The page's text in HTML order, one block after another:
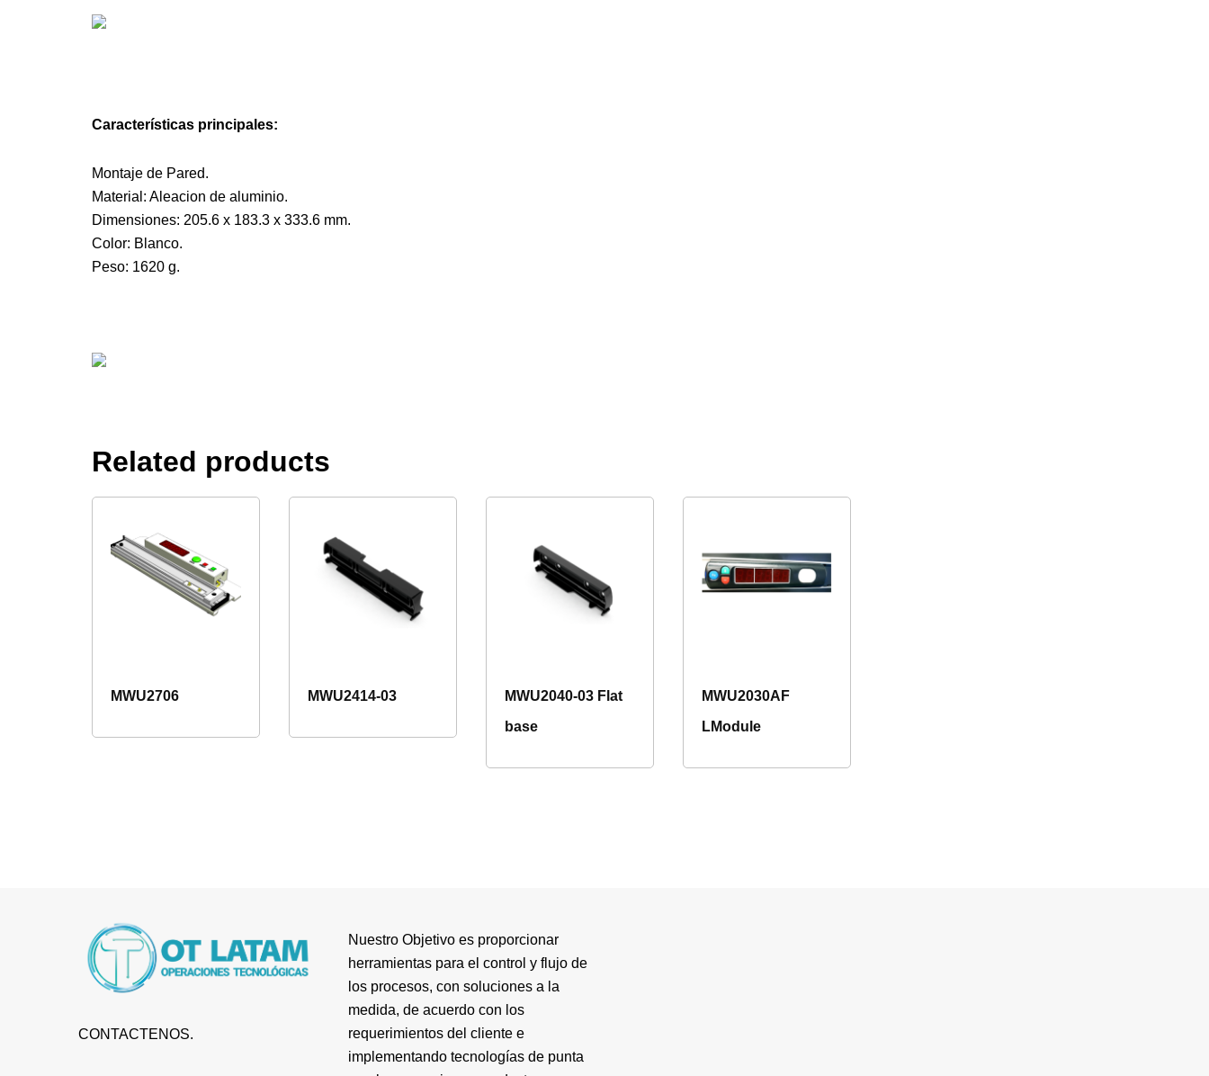
Características principales:
Montaje de Pared.
Material: Aleacion de aluminio.
Dimensiones: 205.6 x 183.3 x 333.6 mm.
Color: Blanco.
Peso: 1620 g.
Related products
MWU2706 MWU2414-03
MWU2040-03 Flat
base
MWU2030AF
LModule
CONTACTENOS.
Nuestro Objetivo es proporcionar
herramientas para el control y flujo de
los procesos, con soluciones a la
medida, de acuerdo con los
requerimientos del cliente e
implementando tecnologías de punta